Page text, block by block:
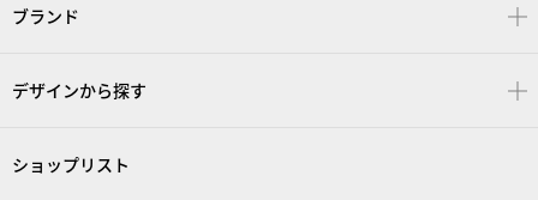
ブランド
デザインから探す
ショップリスト